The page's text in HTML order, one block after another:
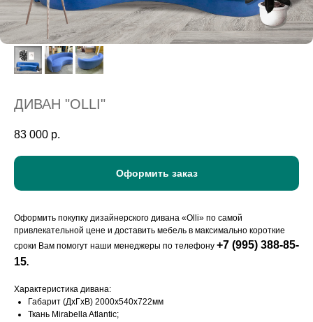
ДИВАН "OLLI"
83 000 р.
Оформить заказ
Оформить покупку дизайнерского дивана «Olli» по самой
привлекательной цене и доставить мебель в максимально короткие
сроки Вам помогут наши менеджеры по телефону +7 (995) 388-85-
15.
Характеристика дивана:
Габарит (ДхГхВ) 2000х540х722мм
Ткань Mirabella Atlantic;